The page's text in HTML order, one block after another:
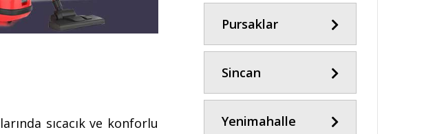
sıcacık ve konforlu
Pursaklar
Sincan
Yenimahalle